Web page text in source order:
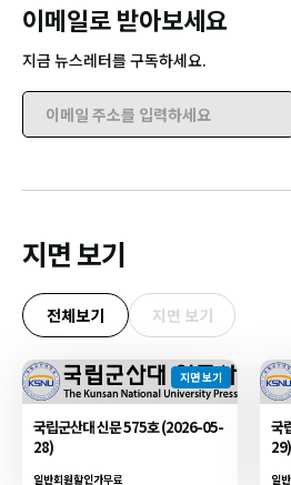
이메일로 받아보세요
지금 뉴스레터를 구독하세요.
이메일 주소를 입력하세요
지면 보기
전체보기 지면 보기
지면 보기
국립군산대 신문 575호 (2026-05-
28)
일반회원할인가무료
국
29)
일